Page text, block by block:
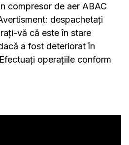
compresor de aer ABAC
despachetați
vă că este în stare
a fost deteriorat în
operațiile conform